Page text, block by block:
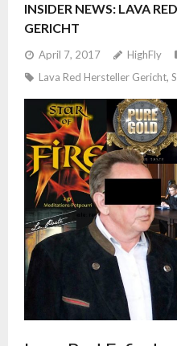
INSIDER NEWS: LAVA
GERICHT
April 7, 2017 HighFly
Lava Red Hersteller Gericht,